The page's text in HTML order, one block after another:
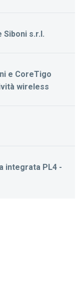
Siboni s.r.l.
e CoreTigo
wireless
integrata PL4 -